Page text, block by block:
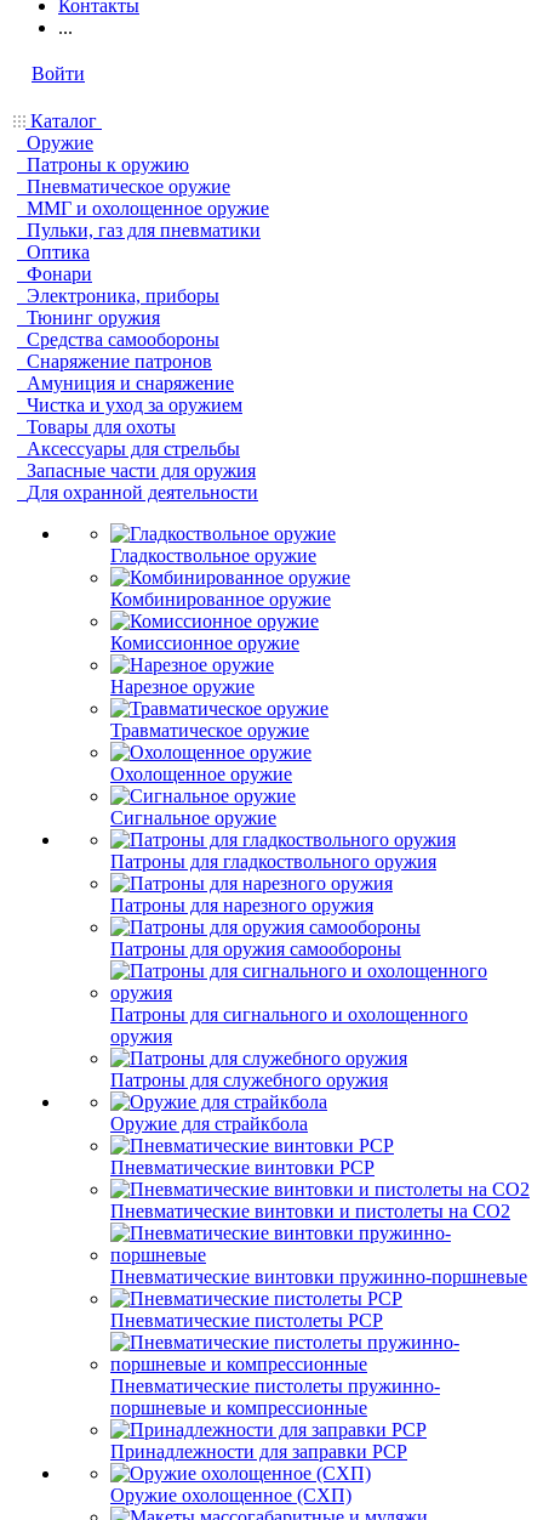
Контакты
...
Войти
Каталог
Оружие
Патроны к оружию
Пневматическое оружие
ММГ и охолощенное оружие
Пульки, газ для пневматики
Оптика
Фонари
Электроника, приборы
Тюнинг оружия
Средства самообороны
Снаряжение патронов
Амуниция и снаряжение
Чистка и уход за оружием
Товары для охоты
Аксессуары для стрельбы
Запасные части для оружия
Для охранной деятельности
Гладкоствольное оружие
Комбинированное оружие
Комиссионное оружие
Нарезное оружие
Травматическое оружие
Охолощенное оружие
Сигнальное оружие
Патроны для гладкоствольного оружия
Патроны для нарезного оружия
Патроны для оружия самообороны
Патроны для сигнального и охолощенного
оружия
Патроны для служебного оружия
Оружие для страйкбола
Пневматические винтовки PCP
Пневматические винтовки и пистолеты на CO2
Пневматические винтовки пружинно-поршневые
Пневматические пистолеты PCP
Пневматические пистолеты пружинно-
поршневые и компрессионные
Принадлежности для заправки PCP
Оружие охолощенное (СХП)